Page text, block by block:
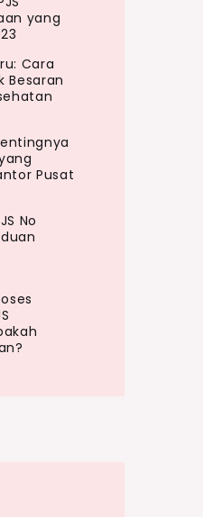
yang
Cara
Besaran
Pusat
No